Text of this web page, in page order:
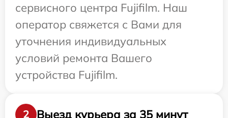
сервисного центра Fujifilm. Наш
оператор свяжется с Вами для
уточнения индивидуальных
условий ремонта Вашего
устройства Fujifilm.
2
Выезд курьера за 35 минут